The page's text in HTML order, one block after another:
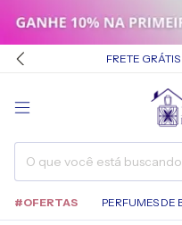
FRETE
#OFERTAS PERFUMES DE